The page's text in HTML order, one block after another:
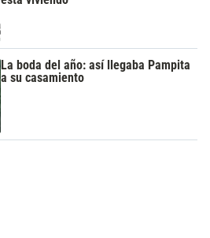
La boda del año: así llegaba Pampita
a su casamiento